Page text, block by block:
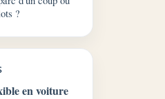
?
en voiture